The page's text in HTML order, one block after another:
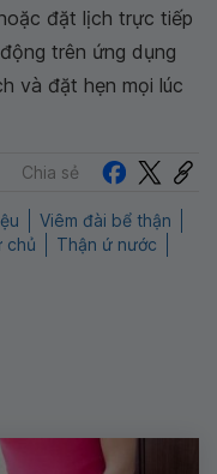
đặt lịch trực tiếp
trên ứng dụng
và đặt hẹn mọi lúc
Chia sẻ
Viêm đài bể thận
chủ
Thận ứ nước